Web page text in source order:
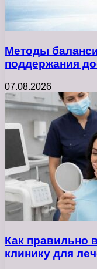
Методы
поддержания
07.08.2026
Как правильно
клинику для